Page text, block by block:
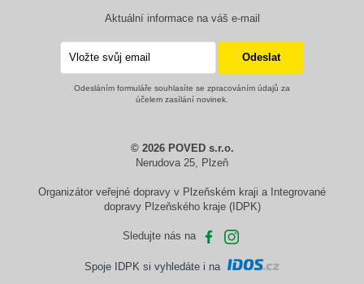
Aktuální informace na váš e-mail
Odesláním formuláře souhlasíte se zpracováním údajů za
účelem zasílání novinek.
© 2026 POVED s.r.o.
Nerudova 25, Plzeň
Organizátor veřejné dopravy v Plzeňském kraji a Integrované
dopravy Plzeňského kraje (IDPK)
Sledujte nás na
Spoje IDPK si vyhledáte i na